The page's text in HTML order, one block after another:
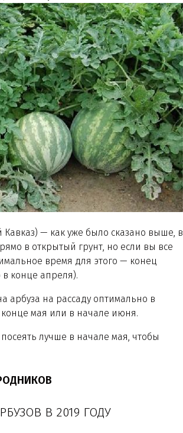
— как уже было сказано выше, в
в открытый грунт, но если вы все
время для этого — конец
конце апреля).
арбуза на рассаду оптимально в
мая или в начале июня.
лучше в начале мая, чтобы
В 2019 ГОДУ